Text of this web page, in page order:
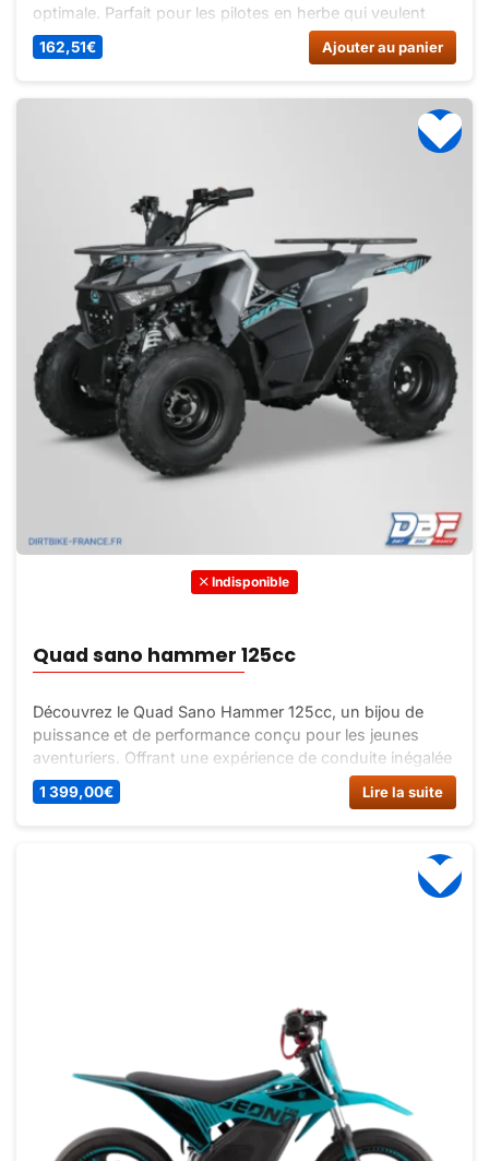
optimale. Parfait pour les pilotes en herbe qui veulent
progresser en toute sécurité.
162,51€ Ajouter au panier
Indisponible
Quad sano hammer 125cc
Découvrez le Quad Sano Hammer 125cc, un bijou de
puissance et de performance conçu pour les jeunes
aventuriers. Offrant une expérience de conduite inégalée
pour les amateurs de tout-terrain. Achetez maintenant
sur Dirt Bike France !
1 399,00€ Lire la suite